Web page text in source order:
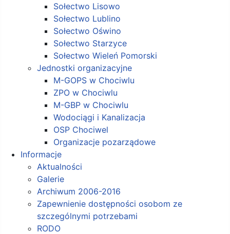
Sołectwo Lisowo
Sołectwo Lublino
Sołectwo Oświno
Sołectwo Starzyce
Sołectwo Wieleń Pomorski
Jednostki organizacyjne
M-GOPS w Chociwlu
ZPO w Chociwlu
M-GBP w Chociwlu
Wodociągi i Kanalizacja
OSP Chociwel
Organizacje pozarządowe
Informacje
Aktualności
Galerie
Archiwum 2006-2016
Zapewnienie dostępności osobom ze
szczególnymi potrzebami
RODO